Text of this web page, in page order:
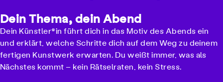
Dein Thema, dein Abend
Dein Künstler*in führt dich in das Motiv des Abends ein
und erklärt, welche Schritte dich auf dem Weg zu deinem
fertigen Kunstwerk erwarten. Du weißt immer, was als
Nächstes kommt – kein Rätselraten, kein Stress.